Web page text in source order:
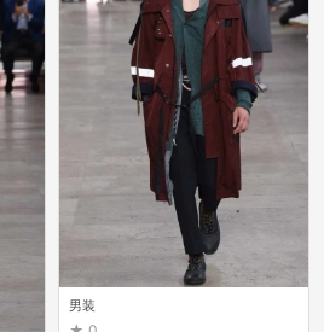
男装